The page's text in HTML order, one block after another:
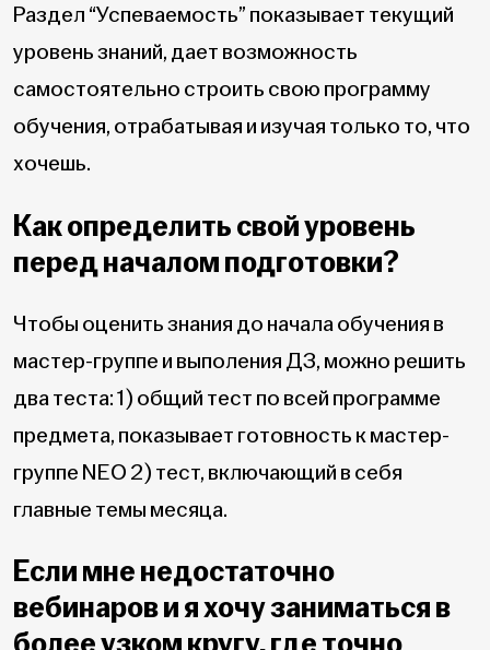
Раздел “Успеваемость” показывает текущий
уровень знаний, дает возможность
самостоятельно строить свою программу
обучения, отрабатывая и изучая только то, что
хочешь.
Как определить свой уровень
перед началом подготовки?
Чтобы оценить знания до начала обучения в
мастер-группе и выполения ДЗ, можно решить
два теста: 1) общий тест по всей программе
предмета, показывает готовность к мастер-
группе NEO 2) тест, включающий в себя
главные темы месяца.
Если мне недостаточно
вебинаров и я хочу заниматься в